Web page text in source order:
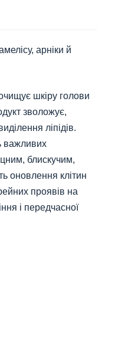
арніки й
шкіру голови
зволожує,
ліпідів.
важливих
блискучим,
оновлення клітин
проявів на
і передчасної